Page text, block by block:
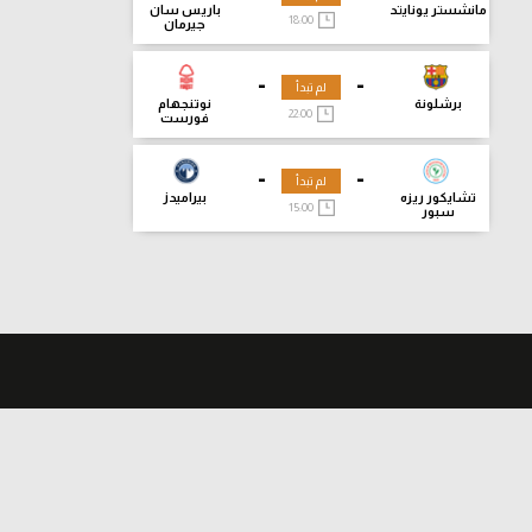
مانشستر يونايتد
باريس سان
جيرمان
18:00
-
برشلونة
-
نوتنجهام
فورست
لم تبدأ
-
تشايكور ريزه
سبور
-
بيراميدز
لم تبدأ
15:00